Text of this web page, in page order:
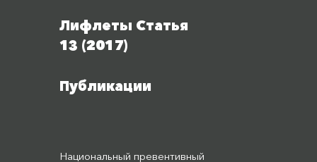
Лифлеты Статья
13 (2017)
Публикации
Национальный превентивный